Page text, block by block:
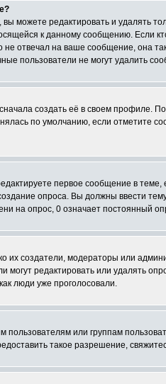
можете редактировать и удалять
к данному сообщению. Если
отвечал на ваше сообщение, она
пользователи не могут удалить
создать её в своем профиле.
по умолчанию, если отметите
первое сообщение в
опроса. Вы должны ввести
на опрос, 0 означает постоянный
их создатели, модераторы или
могут редактировать или удалять
люди уже проголосовали.
или группам
такое разрешение,